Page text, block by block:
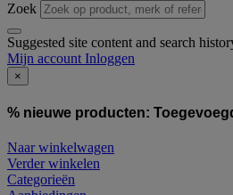
Zoek
Suggested site content and search
Mijn account Inloggen
×
% nieuwe producten:
Naar winkelwagen
Verder winkelen
Categorieën